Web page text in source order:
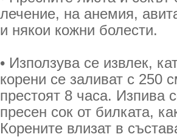
лечение, на анемия,
и някои кожни болести.
• Използува се извлек,
корени се заливат с 250
престоят 8 часа. Изпива
пресен сок от билката,
Корените влизат в